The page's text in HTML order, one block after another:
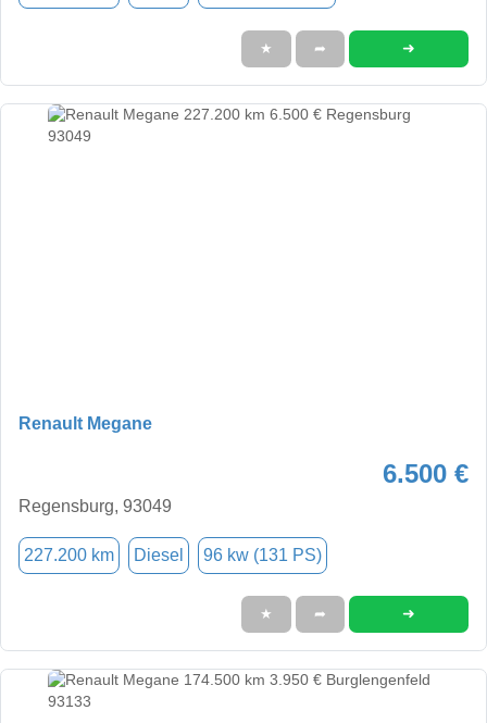
★ ➦ ➜
Renault Megane
6.500 €
Regensburg, 93049
227.200 km Diesel 96 kw (131 PS)
★ ➦ ➜